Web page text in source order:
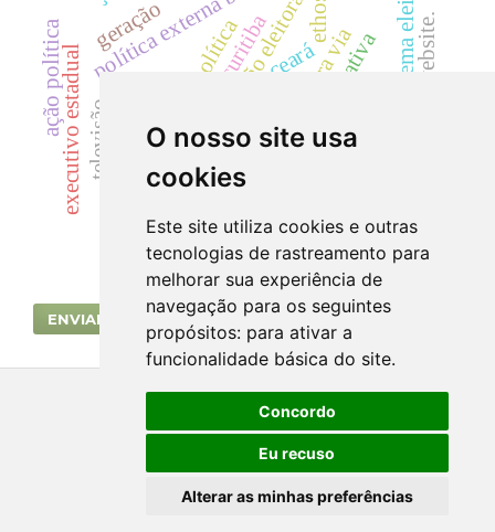
O nosso site usa
cookies
Este site utiliza cookies e outras
tecnologias de rastreamento para
melhorar sua experiência de
navegação para os seguintes
propósitos: para ativar a
funcionalidade básica do site.
Concordo
Eu recuso
Alterar as minhas preferências
competição eleitoral
curitibaanálise interpretativa
sociologia política
executivo estadual hgpe
psdb
terceira via
polarizaçãoreeleição
ação política sistema eleitoralwebsite.
ceará
eleições 2010
ethos
televisão.
geração
ENVIAR SUBMISSÃO